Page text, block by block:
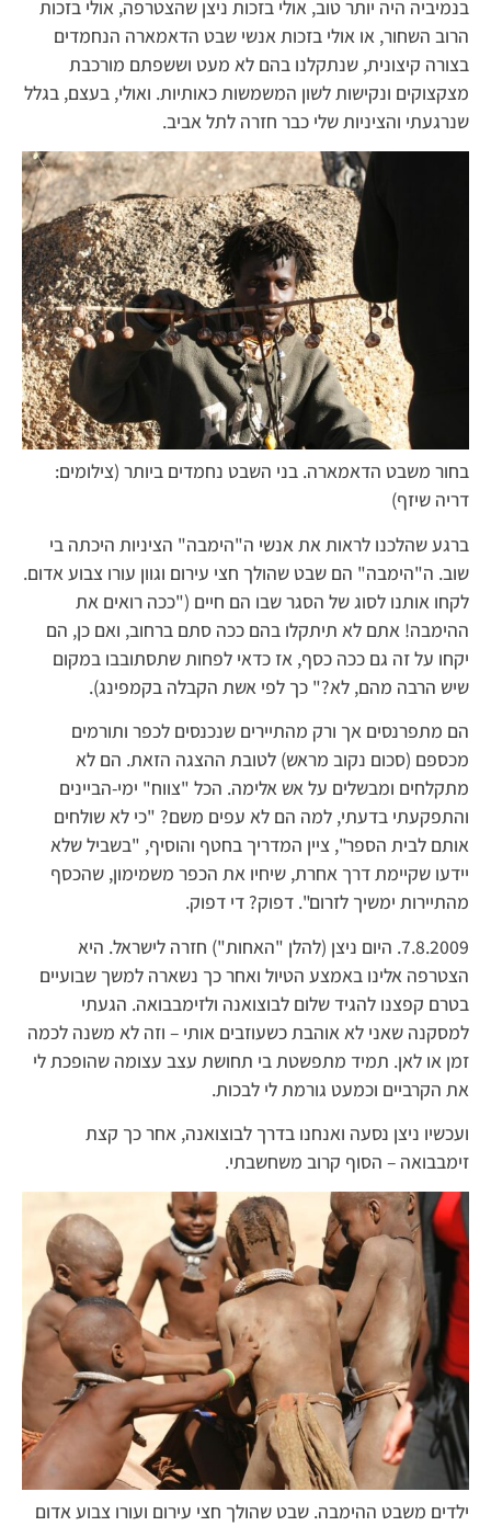
בנמיביה היה יותר טוב, אולי בזכות ניצן שהצטרפה, אולי בזכות
הרוב השחור, או אולי בזכות אנשי שבט הדאמארה הנחמדים
בצורה קיצונית, שנתקלנו בהם לא מעט וששפתם מורכבת
מצקצוקים ונקישות לשון המשמשות כאותיות. ואולי, בעצם, בגלל
שנרגעתי והציניות שלי כבר חזרה לתל אביב.
בחור משבט הדאמארה. בני השבט נחמדים ביותר (צילומים:
דריה שיזף)
ברגע שהלכנו לראות את אנשי ה"הימבה" הציניות היכתה בי
שוב. ה"הימבה" הם שבט שהולך חצי עירום וגוון עורו צבוע אדום.
לקחו אותנו לסוג של הסגר שבו הם חיים ("ככה רואים את
ההימבה! אתם לא תיתקלו בהם ככה סתם ברחוב, ואם כן, הם
יקחו על זה גם ככה כסף, אז כדאי לפחות שתסתובבו במקום
שיש הרבה מהם, לא?" כך לפי אשת הקבלה בקמפינג).
הם מתפרנסים אך ורק מהתיירים שנכנסים לכפר ותורמים
מכספם (סכום נקוב מראש) לטובת ההצגה הזאת. הם לא
מתקלחים ומבשלים על אש אלימה. הכל "צווח" ימי-הביינים
והתפקעתי בדעתי, למה הם לא עפים משם? "כי לא שולחים
אותם לבית הספר", ציין המדריך בחטף והוסיף, "בשביל שלא
יידעו שקיימת דרך אחרת, שיחיו את הכפר משמימון, שהכסף
מהתיירות ימשיך לזרום". דפוק? די דפוק.
7.8.2009. היום ניצן (להלן "האחות") חזרה לישראל. היא
הצטרפה אלינו באמצע הטיול ואחר כך נשארה למשך שבועיים
בטרם קפצנו להגיד שלום לבוצואנה ולזימבבואה. הגעתי
למסקנה שאני לא אוהבת כשעוזבים אותי – וזה לא משנה לכמה
זמן או לאן. תמיד מתפשטת בי תחושת עצב עצומה שהופכת לי
את הקרביים וכמעט גורמת לי לבכות.
ועכשיו ניצן נסעה ואנחנו בדרך לבוצואנה, אחר כך קצת
זימבבואה – הסוף קרוב משחשבתי.
ילדים משבט ההימבה. שבט שהולך חצי עירום ועורו צבוע אדום